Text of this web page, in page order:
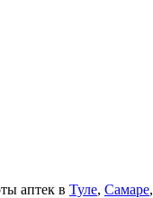
аптек в Туле, Самаре,